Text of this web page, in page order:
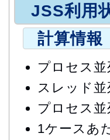
JSS利用
計算情報
プロセス並
スレッド
プロセス
1ケースあ